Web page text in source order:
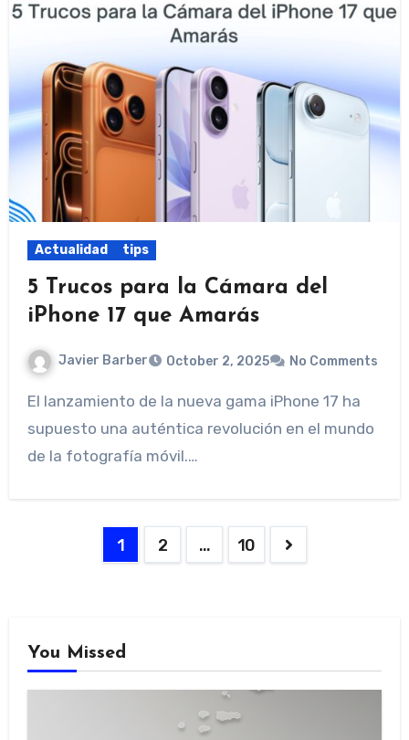
Actualidad tips
5 Trucos para la Cámara del
iPhone 17 que Amarás
Javier Barber October 2, 2025 No Comments
El lanzamiento de la nueva gama iPhone 17 ha
supuesto una auténtica revolución en el mundo
de la fotografía móvil.…
1 2 … 10
You Missed